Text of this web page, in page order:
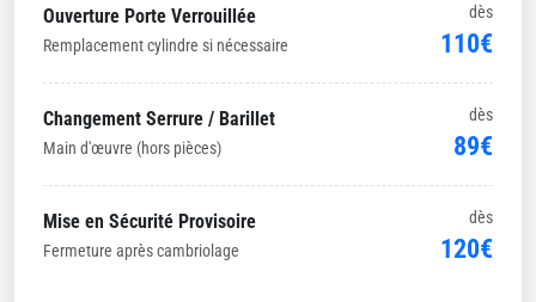
Ouverture Porte Verrouillée
Remplacement cylindre si nécessaire
dès
110€
Changement Serrure / Barillet
Main d'œuvre (hors pièces)
dès
89€
Mise en Sécurité Provisoire
Fermeture après cambriolage
dès
120€